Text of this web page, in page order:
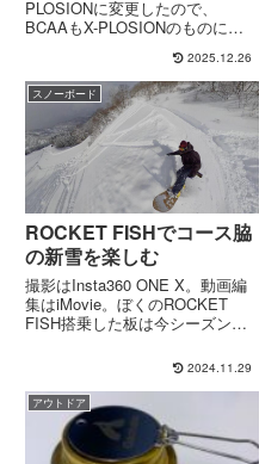
PLOSIONに変更したので、
BCAAもX-PLOSIONのものに変
BCAAはすべて「海外ブランド」
となっており、正確なところは分
かりませんが、海外製品をOEM
で出してるように...
2025.12.26
スノーボード
ROCKET FISHでコース脇
の新雪を楽しむ
撮影はInsta360 ONE X。動画編
集はiMovie。ぼくのROCKET
FISH搭乗した板は今シーズン初
ではTARO TAMAI SNOWSURF
DESIGNにラインナップされてい
たはずなんだ...
2024.11.29
アウトドア